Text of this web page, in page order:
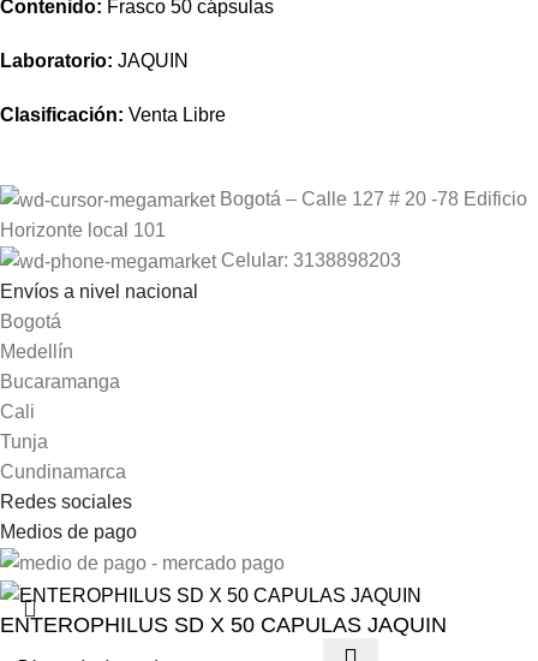
Contenido: Frasco 50 cápsulas
Laboratorio: JAQUIN
Clasificación: Venta Libre
Bogotá – Calle 127 # 20 -78 Edificio
Horizonte local 101
Celular: 3138898203
Envíos a nivel nacional
Bogotá
Medellín
Bucaramanga
Cali
Tunja
Cundinamarca
Redes sociales
Medios de pago
ENTEROPHILUS SD X 50 CAPULAS JAQUIN